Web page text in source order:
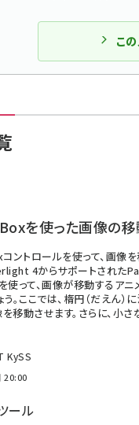
こ
を使った画像の移
ントロールを使って、画像
4からサポートされた
使って、画像が移動するアニ
。ここでは、楕円（だえん）
移動させます。さらに、小
KySS
20:00
ール